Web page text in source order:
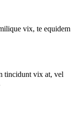
vix, te equidem
tincidunt vix at, vel